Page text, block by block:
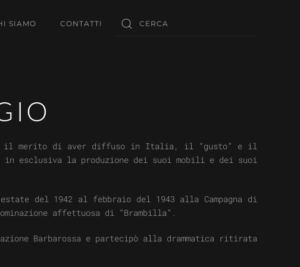
SIAMO CONTATTI
il merito di aver diffuso in Italia, il “gusto” e il
esclusiva la produzione dei suoi mobili e dei suoi
del 1942 al febbraio del 1943 alla Campagna di
affettuosa di “Brambilla”.
Barbarossa e partecipò alla drammatica ritirata